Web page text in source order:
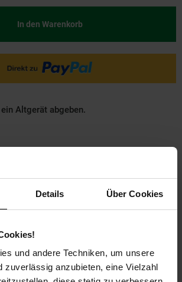
Details Über Cookies
und andere Techniken, um unsere
zuverlässig anzubieten, eine Vielzahl
In den Warenkorb
Altgerät abgeben.
Basis°Punkte:
31
Extra°Punkte:
0